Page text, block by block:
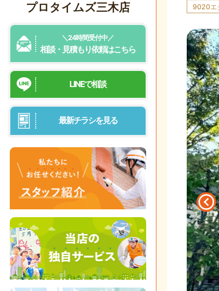
プロタイムズ三木店
＼24時間受付中／
相談・見積もり依頼はこちら
LINEで相談
最新チラシを見る
9020エ